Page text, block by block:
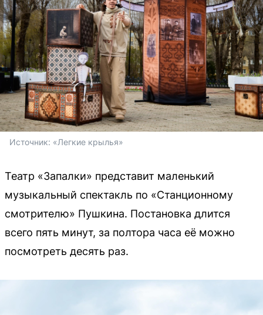
Источник: «Легкие крылья»
Театр «Запалки» представит маленький
музыкальный спектакль по «Станционному
смотрителю» Пушкина. Постановка длится
всего пять минут, за полтора часа её можно
посмотреть десять раз.